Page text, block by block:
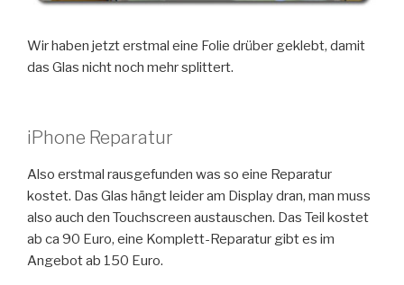
Wir haben jetzt erstmal eine Folie drüber geklebt, damit
das Glas nicht noch mehr splittert.
iPhone Reparatur
Also erstmal rausgefunden was so eine Reparatur
kostet. Das Glas hängt leider am Display dran, man muss
also auch den Touchscreen austauschen. Das Teil kostet
ab ca 90 Euro, eine Komplett-Reparatur gibt es im
Angebot ab 150 Euro.